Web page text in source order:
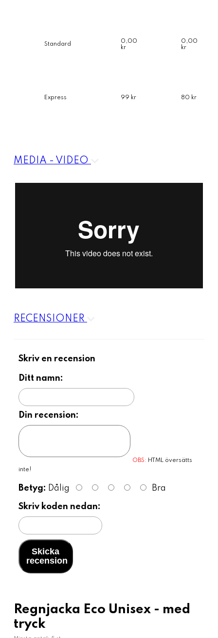
Standard
0,00
kr
0,00
kr
Express 99 kr 80 kr
MEDIA - VIDEO
RECENSIONER
Skriv en recension
Ditt namn:
Din recension:
OBS: HTML översätts
inte!
Betyg: Dålig Bra
Skriv koden nedan:
Skicka
recension
Regnjacka Eco Unisex - med
tryck